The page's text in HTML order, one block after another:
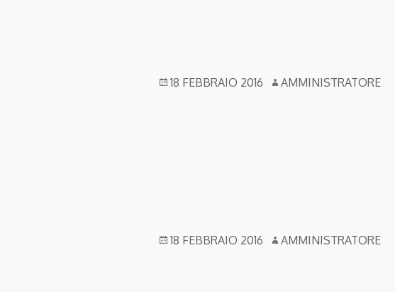
18 FEBBRAIO 2016 AMMINISTRATORE
18 FEBBRAIO 2016 AMMINISTRATORE